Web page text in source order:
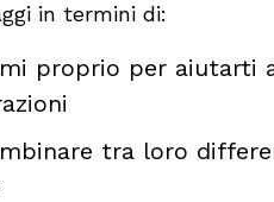
in termini di:
proprio per aiutarti
tra loro